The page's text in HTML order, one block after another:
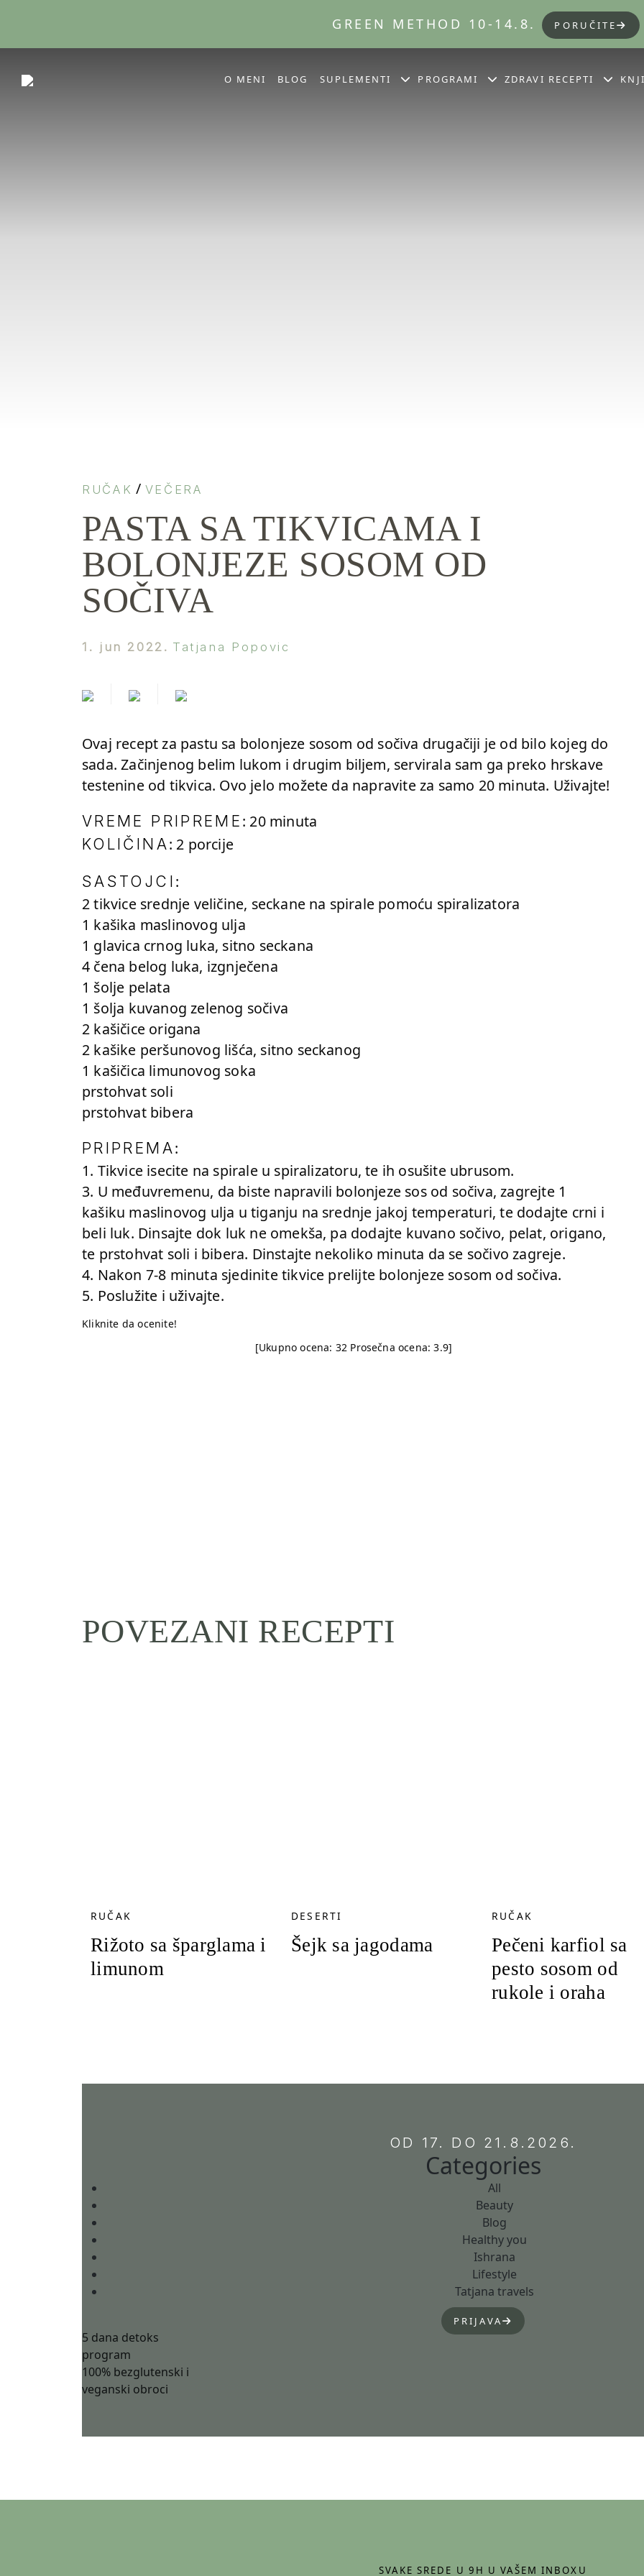
GREEN METHOD 10-14.8. PORUČITE
O MENI BLOG SUPLEMENTI PROGRAMI ZDRAVI RECEPTI
RUČAK / VEČERA
PASTA SA TIKVICAMA I
BOLONJEZE SOSOM OD
SOČIVA
1. jun 2022. Tatjana Popovic
Ovaj recept za pastu sa bolonjeze sosom od sočiva drugačiji je od bilo kojeg do
sada. Začinjenog belim lukom i drugim biljem, servirala sam ga preko hrskave
testenine od tikvica. Ovo jelo možete da napravite za samo 20 minuta. Uživajte!
VREME PRIPREME : 20 minuta
KOLIČINA : 2 porcije
SASTOJCI :
2 tikvice srednje veličine, seckane na spirale pomoću spiralizatora
1 kašika maslinovog ulja
1 glavica crnog luka, sitno seckana
4 čena belog luka, izgnječena
1 šolje pelata
1 šolja kuvanog zelenog sočiva
2 kašičice origana
2 kašike peršunovog lišća, sitno seckanog
1 kašičica limunovog soka
prstohvat soli
prstohvat bibera
PRIPREMA :
1. Tikvice isecite na spirale u spiralizatoru, te ih osušite ubrusom.
3. U međuvremenu, da biste napravili bolonjeze sos od sočiva, zagrejte 1
kašiku maslinovog ulja u tiganju na srednje jakoj temperaturi, te dodajte crni i
beli luk. Dinsajte dok luk ne omekša, pa dodajte kuvano sočivo, pelat, origano,
te prstohvat soli i bibera. Dinstajte nekoliko minuta da se sočivo zagreje.
4. Nakon 7-8 minuta sjedinite tikvice prelijte bolonjeze sosom od sočiva.
5. Poslužite i uživajte.
Kliknite da ocenite!
[Ukupno ocena: 32 Prosečna ocena:3.9]
POVEZANI RECEPTI
RUČAK
Rižoto sa šparglama i
limunom
DESERTI
Šejk sa jagodama
RUČAK
Pečeni karfiol sa
pesto sosom od
rukole i oraha
OD 17. DO 21.8.2026.
Categories
All
Beauty
Blog
Healthy you
Ishrana
Lifestyle
Tatjana travels
PRIJAVA
5 dana detoks
program
100% bezglutenski i
veganski obroci
SVAKE SREDE U 9H U VAŠEM INBOXU